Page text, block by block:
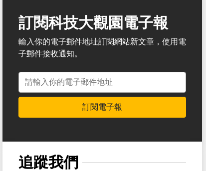
訂閱科技大觀園電子報
輸入你的電子郵件地址訂閱網站新文章，使用電
子郵件接收通知。
電子郵件地址
訂閱電子報
追蹤我們